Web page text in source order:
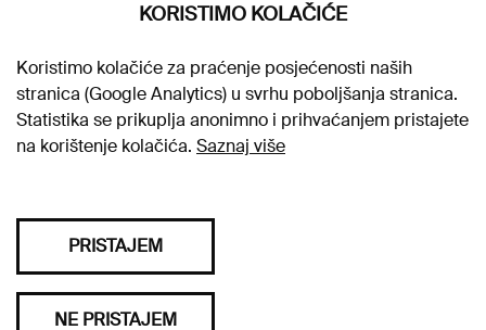
KORISTIMO KOLAČIĆE
Koristimo kolačiće za praćenje posjećenosti naših
stranica (Google Analytics) u svrhu poboljšanja stranica.
Statistika se prikuplja anonimno i prihvaćanjem pristajete
na korištenje kolačića. Saznaj više
PRISTAJEM
NE PRISTAJEM